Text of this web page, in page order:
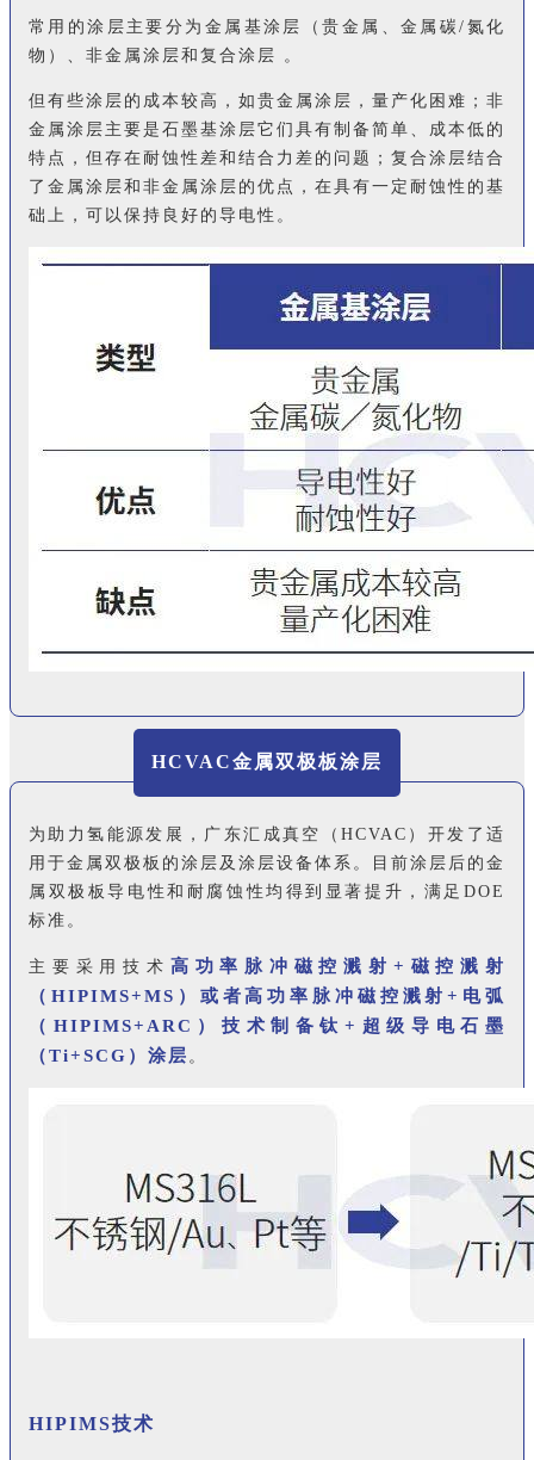
常用的涂层主要分为金属基涂层（贵金属、金属碳/氮化
物）、非金属涂层和复合涂层 。
但有些涂层的成本较高，如贵金属涂层，量产化困难；非
金属涂层主要是石墨基涂层它们具有制备简单、成本低的
特点，但存在耐蚀性差和结合力差的问题；复合涂层结合
了金属涂层和非金属涂层的优点，在具有一定耐蚀性的基
础上，可以保持良好的导电性。
HCVAC金属双极板涂层
为助力氢能源发展，广东汇成真空（HCVAC）开发了适
用于金属双极板的涂层及涂层设备体系。目前涂层后的金
属双极板导电性和耐腐蚀性均得到显著提升，满足DOE
标准。
主要采用技术 高功率脉冲磁控溅射+磁控溅射
（HIPIMS+MS）或者高功率脉冲磁控溅射+电弧
（HIPIMS+ARC）技术制备钛+超级导电石墨
（Ti+SCG）涂层 。
HIPIMS技术